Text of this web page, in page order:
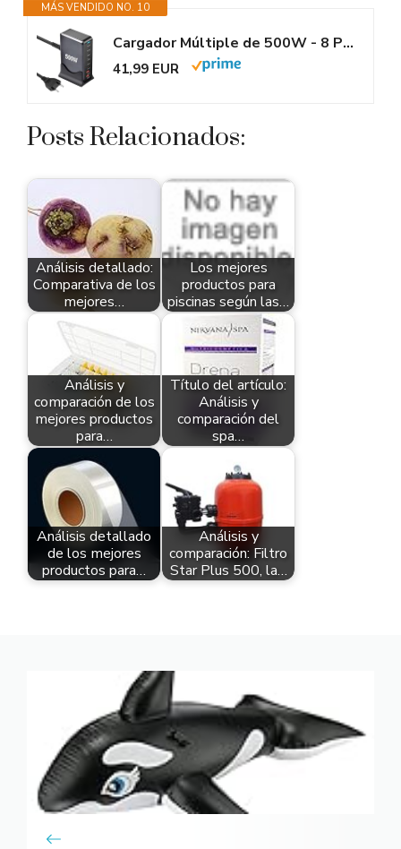
MÁS VENDIDO NO. 10
Cargador Múltiple de 500W - 8 Puertos USB-C/USB-A, Estación de Carga...
41,99 EUR
Posts Relacionados:
Análisis detallado:
Comparativa de los
mejores…
Los mejores
productos para
piscinas según las…
Análisis y
comparación de los
mejores productos
para…
Título del artículo:
Análisis y
comparación del
spa…
Análisis detallado
de los mejores
productos para…
Análisis y
comparación: Filtro
Star Plus 500, la…